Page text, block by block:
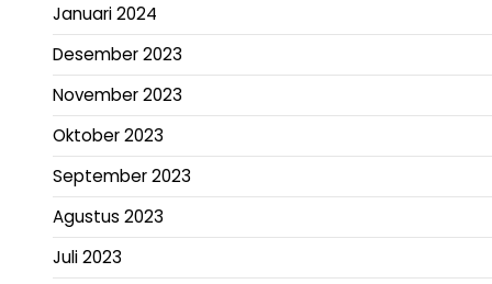
Januari 2024
Desember 2023
November 2023
Oktober 2023
September 2023
Agustus 2023
Juli 2023